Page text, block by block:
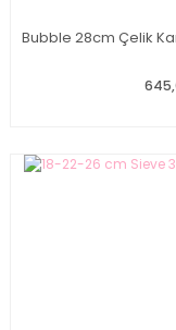
Bubble 28cm Çelik